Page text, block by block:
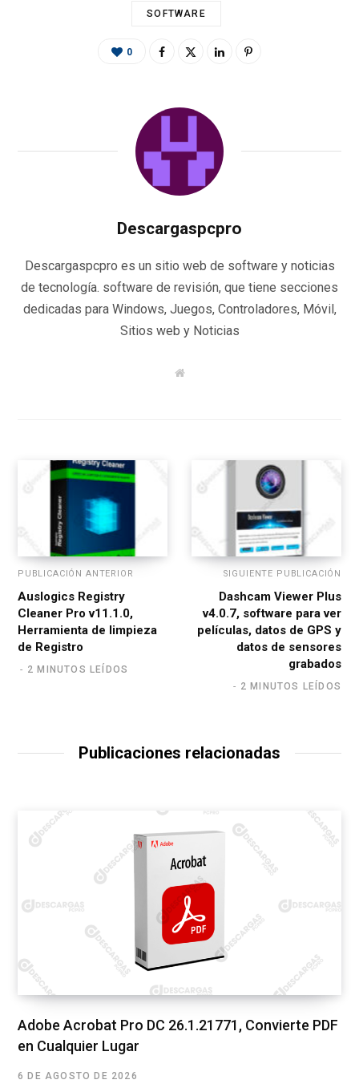
SOFTWARE
0
Descargaspcpro
Descargaspcpro es un sitio web de software y noticias
de tecnología. software de revisión, que tiene secciones
dedicadas para Windows, Juegos, Controladores, Móvil,
Sitios web y Noticias
W
PUBLICACIÓN ANTERIOR
Auslogics Registry
Cleaner Pro v11.1.0,
Herramienta de limpieza
de Registro
2 MINUTOS LEÍDOS
SIGUIENTE PUBLICACIÓN
Dashcam Viewer Plus
v4.0.7, software para ver
películas, datos de GPS y
datos de sensores
grabados
2 MINUTOS LEÍDOS
Publicaciones relacionadas
Adobe Acrobat Pro DC 26.1.21771, Convierte PDF
en Cualquier Lugar
6 DE AGOSTO DE 2026